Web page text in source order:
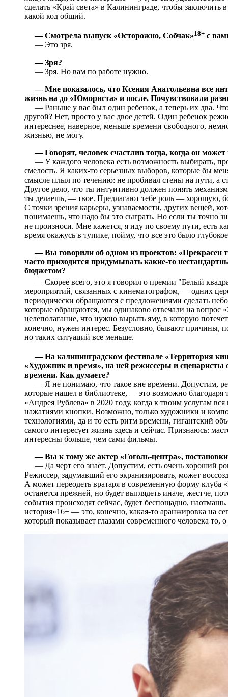
сделать «Край света» в Калининграде, чтобы заключить
какой код общий.
— Смотрела выпуск «Осторожно, Собчак»18+ с
— Это зря.
— Зря?
— Зря. Но вам по работе нужно.
— Мне показалось, что Ксения Анатольевна все
жизнь на до «Юмориста» и после. Почувствовали
— Раньше у вас был один ребенок, а теперь их два.
другой? Нет, просто у вас двое детей. Один ребенок
интереснее, наверное, меньше времени свободного,
жизнью, не могу.
— Говорят, человек счастлив тогда, когда он
— У каждого человека есть возможность выбирать,
смелость. Я каких-то серьезных выборов, которые бы
смысле плыл по течению: не пробивал стены на пути, а
Другое дело, что ты интуитивно должен понять
ты делаешь, — твое. Предлагают тебе роль — хорошую,
С точки зрения карьеры, узнаваемости, других вещей,
понимаешь, что надо бы это сыграть. Но если ты точно
не произноси. Мне кажется, я иду по своему пути, есть
время окажусь в тупике, пойму, что все это было
— Вы говорили об одном из проектов: «Прекрасен
часто приходится придумывать какие-то
бюджетом?
— Скорее всего, это я говорил о премии "Белый
мероприятий, связанных с кинематографом, — одних
периодически обращаются с предложениями сделать
которые обращаются, мы одинаково отвечали на вопрос
целеполагание, что нужно вырыть яму, в которую
конечно, нужен интерес. Безусловно, бывают причины,
но таких ситуаций все меньше.
— На калининградском фестивале «Территория
«Художник и время», на ней режиссеры и сценаристы
времени. Как думаете?
— Я не понимаю, что такое вне времени. Допустим,
которые нашел в библиотеке, — это возможно
«Андрея Рублева» в 2020 году, когда к твоим услугам
нажатиями кнопки. Возможно, только художники и
технологиями, да и то есть ритм времени, гигантский
самого интересует жизнь здесь и сейчас. Признаюсь:
интересны больше, чем сами фильмы.
— Вы к тому же актер «Гоголь-центра»,
— Да черт его знает. Допустим, есть очень хороший
Режиссер, задумавший его экранизировать, может
А может переодеть вратаря в современную форму
останется прежней, но будет выглядеть иначе, жестче,
события происходят сейчас, будет беспощадно,
история«16+ — это, конечно, какая-то аранжировка на
который показывает глазами современного человека то,